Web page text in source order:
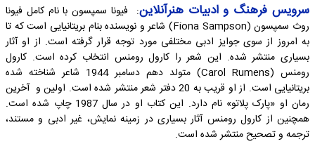
سرویس فرهنگ و ادبیات هنرآنلاین: فیونا سمپسون با نام کامل فیونا
روث سمپسون (Fiona Sampson) شاعر و نویسنده بنام بریتانیایی است که تا
به امروز از سوی جوایز ادبی مختلفی مورد توجه قرار گرفته است. از او آثار
بسیاری منتشر شده. این شعر را کارول رومنس انتخاب کرده است. کارول
رومنس (Carol Rumens) متولد دهم دسامبر 1944 شاعر شناخته شده
بریتانیایی است. از او قریب به 20 دفتر شعر منتشر شده است. اولین و آخرین
رمان او «پارک پلاتو» نام دارد. این کتاب او در سال 1987 چاپ شده است.
همچنین از کارول رومنس آثار بسیاری در زمینه نمایش، غیر ادبی و مستند،
ترجمه و تصحیح منتشر شده است.